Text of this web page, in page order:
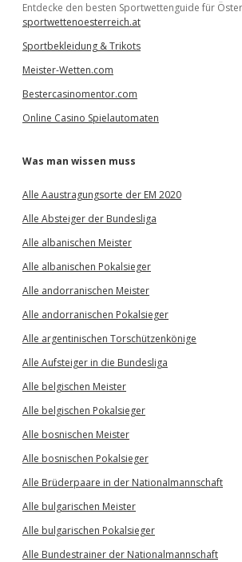
Entdecke den besten Sportwettenguide für
sportwettenoesterreich.at
Sportbekleidung & Trikots
Meister-Wetten.com
Bestercasinomentor.com
Online Casino Spielautomaten
Was man wissen muss
Alle Aaustragungsorte der EM 2020
Alle Absteiger der Bundesliga
Alle albanischen Meister
Alle albanischen Pokalsieger
Alle andorranischen Meister
Alle andorranischen Pokalsieger
Alle argentinischen Torschützenkönige
Alle Aufsteiger in die Bundesliga
Alle belgischen Meister
Alle belgischen Pokalsieger
Alle bosnischen Meister
Alle bosnischen Pokalsieger
Alle Brüderpaare in der Nationalmannschaft
Alle bulgarischen Meister
Alle bulgarischen Pokalsieger
Alle Bundestrainer der Nationalmannschaft